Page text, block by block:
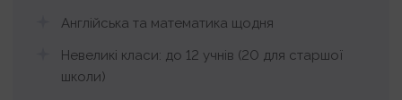
Англійська та математика щодня
Невеликі класи: до 12 учнів (20 для старшої
школи)